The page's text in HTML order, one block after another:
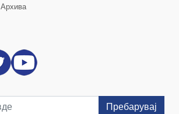
Архива
Пребарувај